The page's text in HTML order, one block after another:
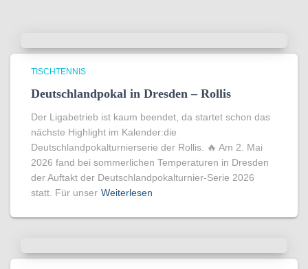
TISCHTENNIS
Deutschlandpokal in Dresden – Rollis
Der Ligabetrieb ist kaum beendet, da startet schon das
nächste Highlight im Kalender:die
Deutschlandpokalturnierserie der Rollis. 🔥 Am 2. Mai
2026 fand bei sommerlichen Temperaturen in Dresden
der Auftakt der Deutschlandpokalturnier-Serie 2026
statt. Für unser Weiterlesen